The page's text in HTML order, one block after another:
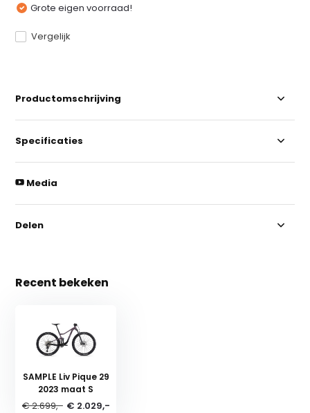
Grote eigen voorraad!
Vergelijk
Productomschrijving
Specificaties
Media
Delen
Recent bekeken
SAMPLE Liv Pique 29
2023 maat S
€ 2.699,- € 2.029,-